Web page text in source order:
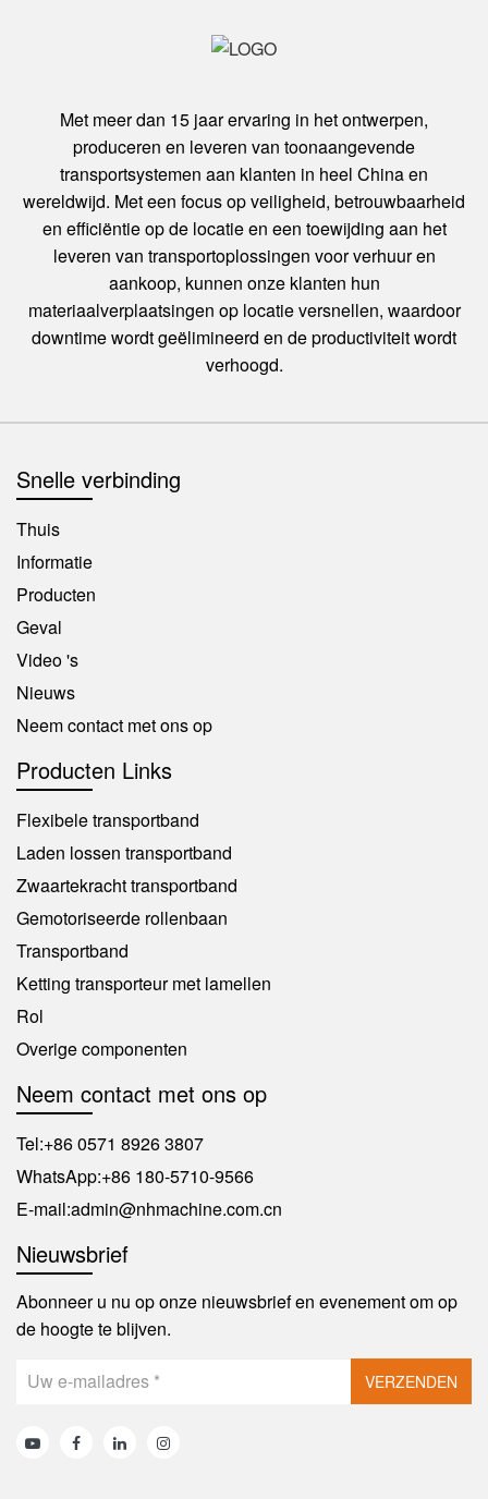
Met meer dan 15 jaar ervaring in het ontwerpen,
produceren en leveren van toonaangevende
transportsystemen aan klanten in heel China en
wereldwijd. Met een focus op veiligheid, betrouwbaarheid
en efficiëntie op de locatie en een toewijding aan het
leveren van transportoplossingen voor verhuur en
aankoop, kunnen onze klanten hun
materiaalverplaatsingen op locatie versnellen, waardoor
downtime wordt geëlimineerd en de productiviteit wordt
verhoogd.
Snelle verbinding
Thuis
Informatie
Producten
Geval
Video 's
Nieuws
Neem contact met ons op
Producten Links
Flexibele transportband
Laden lossen transportband
Zwaartekracht transportband
Gemotoriseerde rollenbaan
Transportband
Ketting transporteur met lamellen
Rol
Overige componenten
Neem contact met ons op
Tel:+86 0571 8926 3807
WhatsApp:+86 180-5710-9566
E-mail:admin@nhmachine.com.cn
Nieuwsbrief
Abonneer u nu op onze nieuwsbrief en evenement om op
de hoogte te blijven.
VERZENDEN